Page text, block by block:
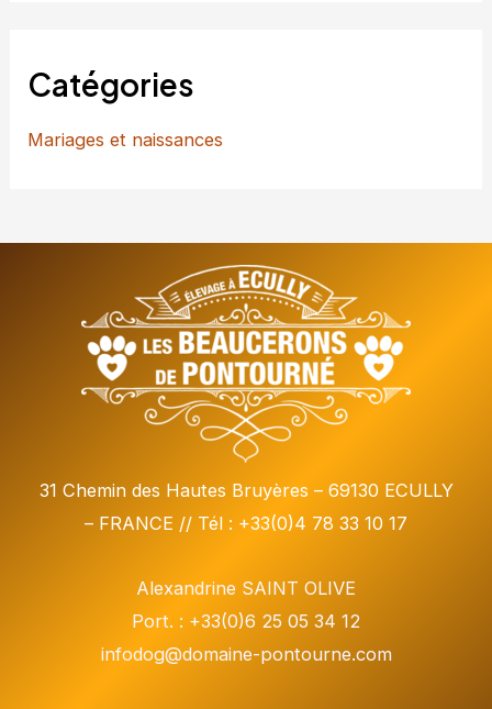
Catégories
Mariages et naissances
31 Chemin des Hautes Bruyères – 69130 ECULLY
– FRANCE // Tél : +33(0)4 78 33 10 17
Alexandrine SAINT OLIVE
Port. : +33(0)6 25 05 34 12
infodog@domaine-pontourne.com